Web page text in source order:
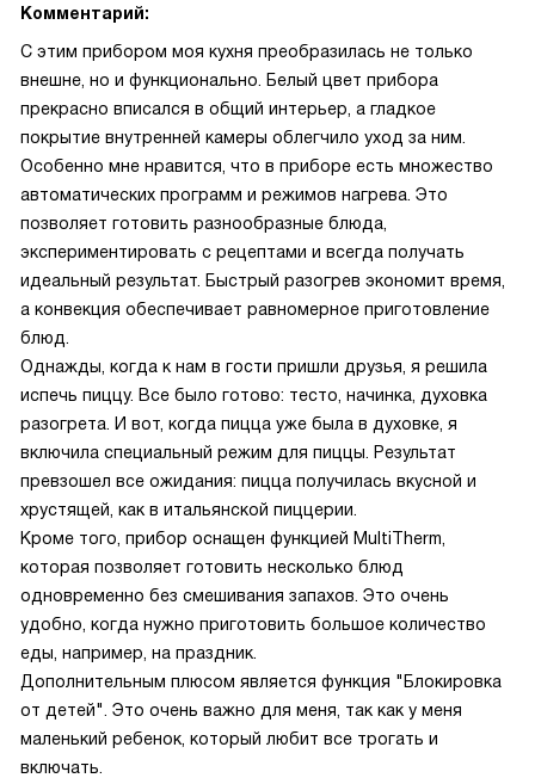
Комментарий:
С этим прибором моя кухня преобразилась не только
внешне, но и функционально. Белый цвет прибора
прекрасно вписался в общий интерьер, а гладкое
покрытие внутренней камеры облегчило уход за ним.
Особенно мне нравится, что в приборе есть множество
автоматических программ и режимов нагрева. Это
позволяет готовить разнообразные блюда,
экспериментировать с рецептами и всегда получать
идеальный результат. Быстрый разогрев экономит время,
а конвекция обеспечивает равномерное приготовление
блюд.
Однажды, когда к нам в гости пришли друзья, я решила
испечь пиццу. Все было готово: тесто, начинка, духовка
разогрета. И вот, когда пицца уже была в духовке, я
включила специальный режим для пиццы. Результат
превзошел все ожидания: пицца получилась вкусной и
хрустящей, как в итальянской пиццерии.
Кроме того, прибор оснащен функцией MultiTherm,
которая позволяет готовить несколько блюд
одновременно без смешивания запахов. Это очень
удобно, когда нужно приготовить большое количество
еды, например, на праздник.
Дополнительным плюсом является функция "Блокировка
от детей". Это очень важно для меня, так как у меня
маленький ребенок, который любит все трогать и
включать.